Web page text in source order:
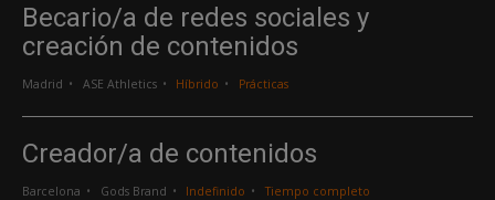
Becario/a de redes sociales y
creación de contenidos
Madrid ASE Athletics Híbrido Prácticas
Creador/a de contenidos
Barcelona Gods Brand Indefinido Tiempo completo